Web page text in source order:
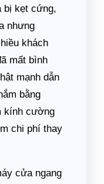
bị kẹt cứng,
nhưng
khách
mất bình
mạnh dẫn
bằng
kính cường
chi phí thay
cửa ngang